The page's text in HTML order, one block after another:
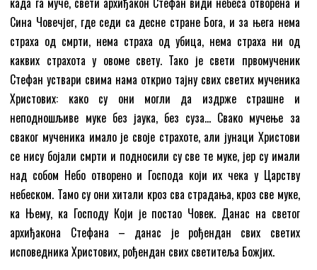
Сина Човечјег, где седи са десне стране Бога, и за њега нема
страха од смрти, нема страха од убица, нема страха ни од
каквих страхота у овоме свету. Тако је свети првомученик
Стефан уствари свима нама открио тајну свих светих мученика
Христових: како су они могли да издрже страшне и
неподношљиве муке без јаука, без суза… Свако мучење за
сваког мученика имало је своје страхоте, али јунаци Христови
се нису бојали смрти и подносили су све те муке, јер су имали
над собом Небо отворено и Господа који их чека у Царству
небеском. Тамо су они хитали кроз сва страдања, кроз све муке,
ка Њему, ка Господу Који је постао Човек. Данас на светог
архиђакона Стефана – данас је рођендан свих светих
исповедника Христових, рођендан свих светитеља Божјих.